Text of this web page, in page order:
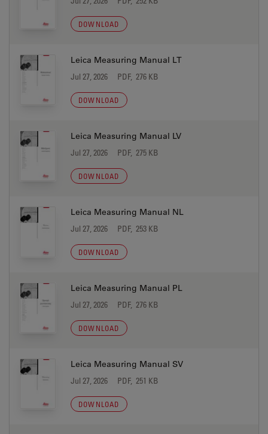
DOWNLOAD
Leica Measuring Manual LT
Jul 27, 2026 PDF, 276 KB
DOWNLOAD
Leica Measuring Manual LV
Jul 27, 2026 PDF, 275 KB
DOWNLOAD
Leica Measuring Manual NL
Jul 27, 2026 PDF, 253 KB
DOWNLOAD
Leica Measuring Manual PL
Jul 27, 2026 PDF, 276 KB
DOWNLOAD
Leica Measuring Manual SV
Jul 27, 2026 PDF, 251 KB
DOWNLOAD